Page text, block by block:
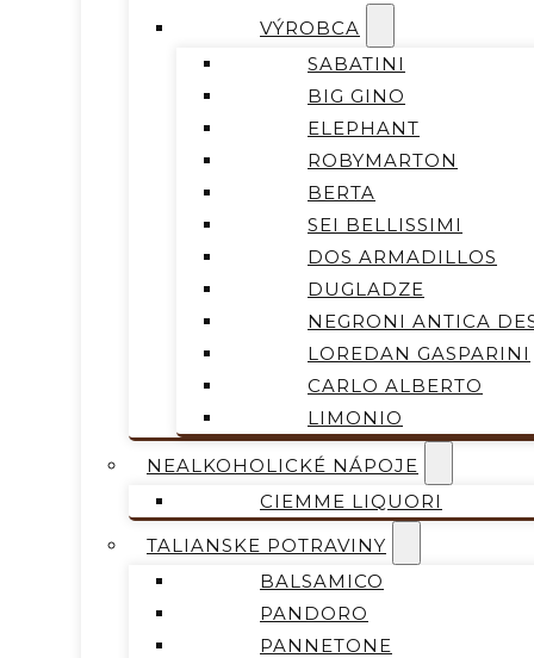
VÝROBCA
SABATINI
BIG GINO
ELEPHANT
ROBYMARTON
BERTA
SEI BELLISSIMI
DOS ARMADILLOS
DUGLADZE
NEGRONI ANTICA
LOREDAN GASPARINI
CARLO ALBERTO
LIMONIO
NEALKOHOLICKÉ NÁPOJE
CIEMME LIQUORI
TALIANSKE POTRAVINY
BALSAMICO
PANDORO
PANNETONE